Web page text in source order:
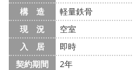
構 造
軽量鉄骨
現 況
空室
入 居
即時
契約期間
2年